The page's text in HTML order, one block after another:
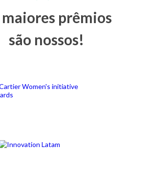
maiores prêmios
são nossos!